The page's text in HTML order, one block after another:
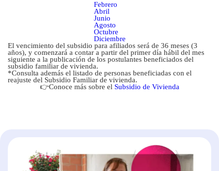
Febrero
Abril
Junio
Agosto
Octubre
Diciembre
El vencimiento del subsidio para afiliados será de 36 meses (3
años), y comenzará a contar a partir del primer día hábil del mes
siguiente a la publicación de los postulantes beneficiados del
subsidio familiar de vivienda.
*Consulta además el listado de personas beneficiadas con el
reajuste del Subsidio Familiar de vivienda.
👉Conoce más sobre el Subsidio de Vivienda